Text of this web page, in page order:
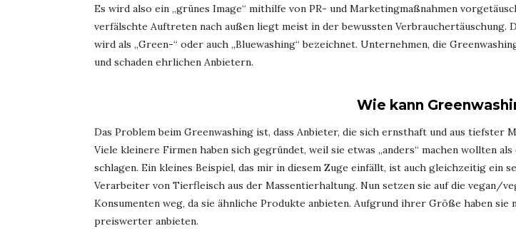
Es wird also ein „grünes Image“ mithilfe von PR- und Marketingmaßnahmen
verfälschte Auftreten nach außen liegt meist in der bewussten
wird als „Green-“ oder auch „Bluewashing“ bezeichnet. Unternehmen, die
und schaden ehrlichen Anbietern.
Wie kann
Das Problem beim Greenwashing ist, dass Anbieter, die sich ernsthaft und aus
Viele kleinere Firmen haben sich gegründet, weil sie etwas „anders“ machen wollten
schlagen. Ein kleines Beispiel, das mir in diesem Zuge einfällt, ist auch gleichzeitig
Verarbeiter von Tierfleisch aus der Massentierhaltung. Nun setzen sie auf die vegan/
Konsumenten weg, da sie ähnliche Produkte anbieten. Aufgrund ihrer Größe haben
preiswerter anbieten.